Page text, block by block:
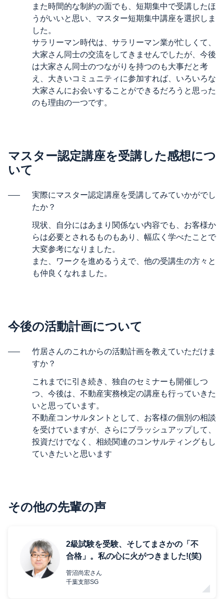
また時間的な制約の面でも、短期集中で受講したほ
うがいいと思い、マスター短期集中講座を選択しま
した。
サラリーマン時代は、サラリーマン業が忙しくて、
大家さん同士の交流をしてきませんでしたが、今後
は大家さん同士のつながりを持つのも大事だと考
え、大きいコミュニティに参加すれば、いろいろな
大家さんにお会いすることができるだろうと思った
のも理由の一つです。
マスター認定講座を受講した感想につ
いて
実際にマスター認定講座を受講してみていかがでし
たか？
現状、自分にはあまり関係ない内容でも、お客様か
らは必要とされるものもあり、幅広く学べたことで
大変参考になりました。
また、ワークを進めるうえで、他の受講生の方々と
も仲良くなれました。
今後の活動計画について
竹居さんのこれからの活動計画を教えていただけま
すか？
これまでに引き続き、独自のセミナーも開催しつ
つ、今後は、不動産実務検定の講座も行っていきた
いと思っています。
不動産コンサルタントとして、お客様の個別の相談
を受けていますが、さらにブラッシュアップして、
投資だけでなく、相続関連のコンサルティングもし
ていきたいと思います
その他の先輩の声
2級試験を受験、そしてまさかの「不
合格」。私の心に火がつきました!(笑)
菅沼尚宏さん
千葉支部SG